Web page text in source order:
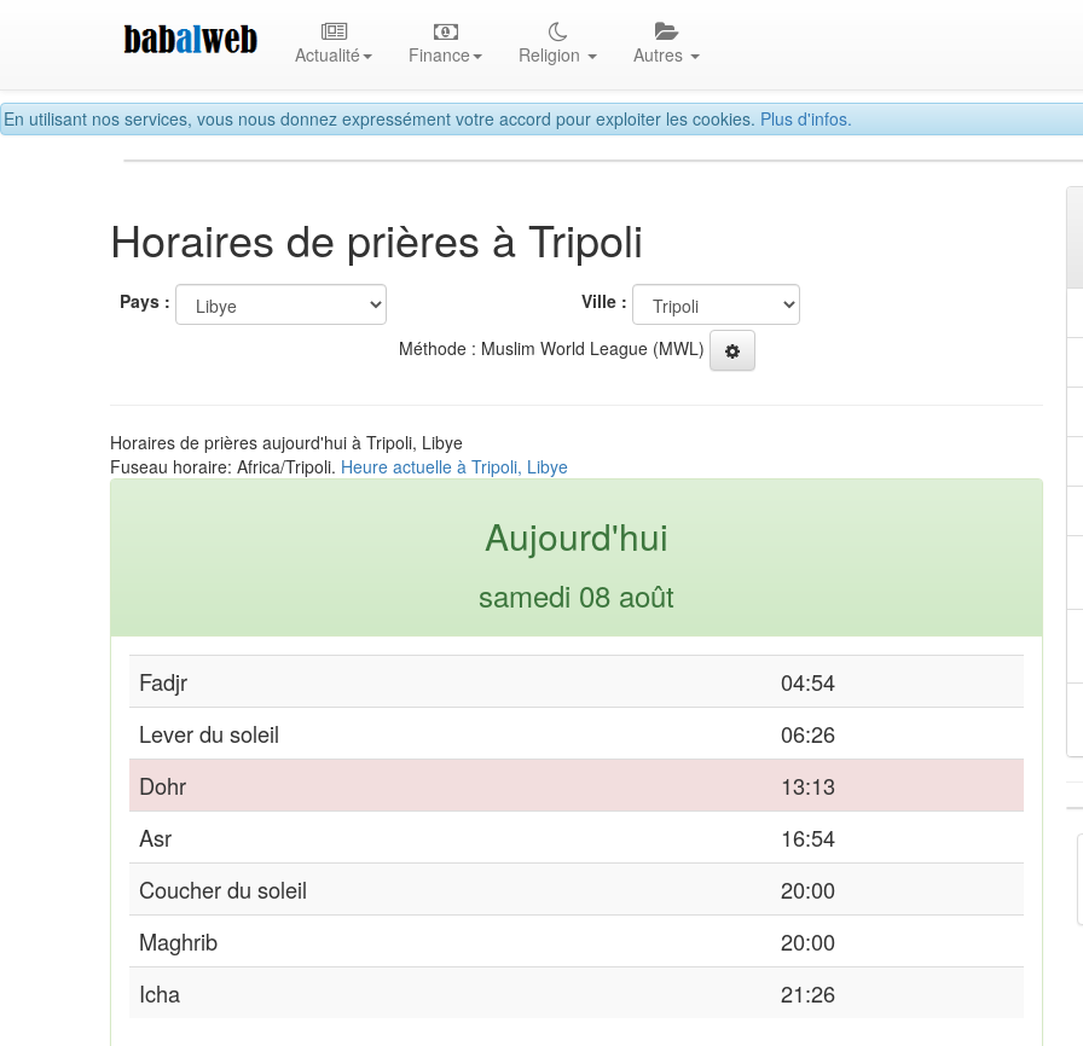
En utilisant nos services, vous nous donnez expressément votre accord pour exploiter les cookies. Plus d'infos.
Actualité Finance Religion Autres
Horaires de prières à Tripoli
Pays :
Ville :
Méthode : Muslim World League (MWL)
Horaires de prières aujourd'hui à Tripoli, Libye
Fuseau horaire: Africa/Tripoli. Heure actuelle à Tripoli, Libye
Aujourd'hui
samedi 08 août
Fadjr
04:54
Lever du soleil
06:26
Dohr
13:13
Asr
16:54
Coucher du soleil
20:00
Maghrib
20:00
Icha
21:26